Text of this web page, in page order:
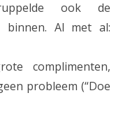
ook de
binnen. Al met al:
complimenten,
probleem (“Doe